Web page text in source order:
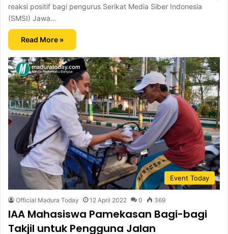
reaksi positif bagi pengurus Serikat Media Siber Indonesia
(SMSI) Jawa…
Read More »
Event Today
Official Madura Today 12 April 2022 0 369
IAA Mahasiswa Pamekasan Bagi-bagi
Takjil untuk Pengguna Jalan